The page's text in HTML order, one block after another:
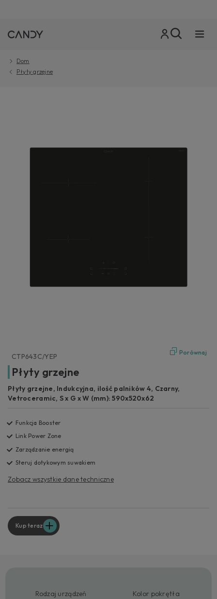
Dom
Płyty grzejne
Porównaj
CTP643C/YEP
Płyty grzejne
Płyty grzejne, Indukcyjna, ilość palników 4, Czarny,
Vetroceramic, S x G x W (mm): 590x520x62
Funkcja Booster
Link Power Zone
Zarządzanie energią
Steruj dotykowym suwakiem
Zobacz wszystkie dane techniczne
Kup teraz
Rodzaj urządzeń
Kolor pokrętła